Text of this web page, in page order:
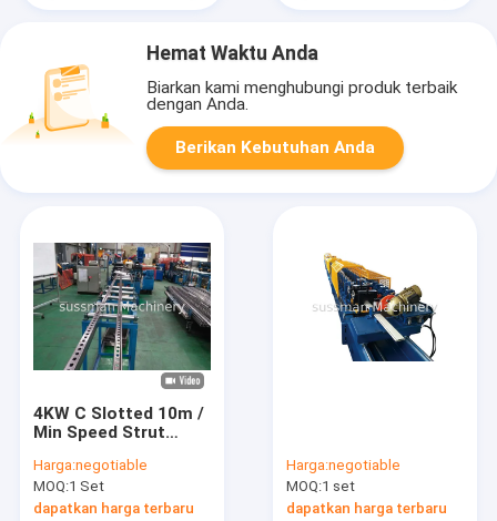
Hemat Waktu Anda
Biarkan kami menghubungi produk terbaik
dengan Anda.
Berikan Kebutuhan Anda
4KW C Slotted 10m /
Min Speed ​​Strut
Machine Dengan Gigi
Gerigi
Harga:negotiable
MOQ:1 Set
dapatkan harga terbaru
Harga:negotiable
MOQ:1 set
dapatkan harga terbaru